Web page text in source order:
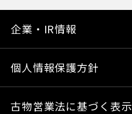
企業・IR情報
個人情報保護方針
古物営業法に基づく表示